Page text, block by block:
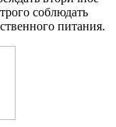
соблюдать
питания.